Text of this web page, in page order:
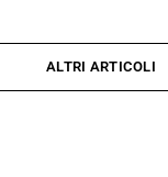
ALTRI ARTICOLI